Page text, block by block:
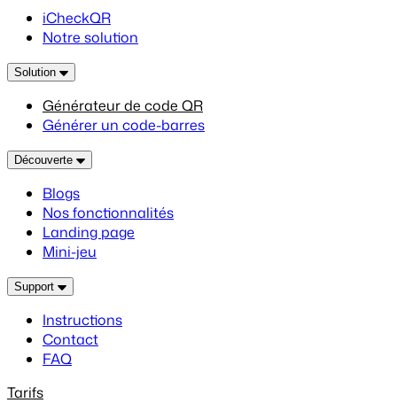
iCheckQR
Notre solution
Solution
Générateur de code QR
Générer un code-barres
Découverte
Blogs
Nos fonctionnalités
Landing page
Mini-jeu
Support
Instructions
Contact
FAQ
Tarifs